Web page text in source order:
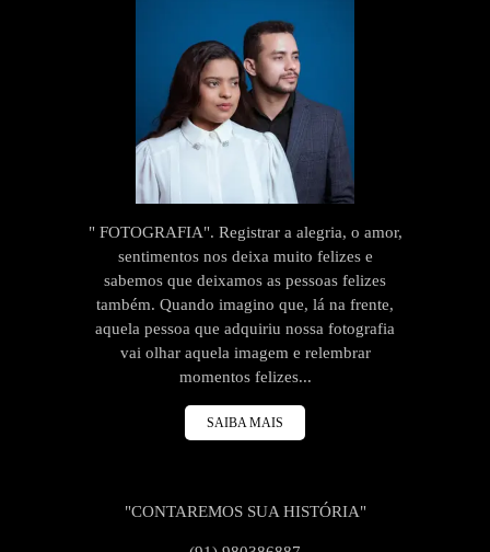
" FOTOGRAFIA". Registrar a alegria, o amor,
sentimentos nos deixa muito felizes e
sabemos que deixamos as pessoas felizes
também. Quando imagino que, lá na frente,
aquela pessoa que adquiriu nossa fotografia
vai olhar aquela imagem e relembrar
momentos felizes...
SAIBA MAIS
"CONTAREMOS SUA HISTÓRIA"